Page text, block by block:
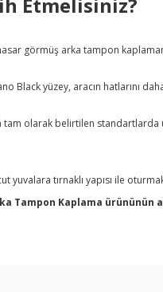
görmüş arka tampon
Black yüzey, aracın hatlarını
tam olarak belirtilen
yuvalara tırnaklı yapısı ile
Tampon Kaplama